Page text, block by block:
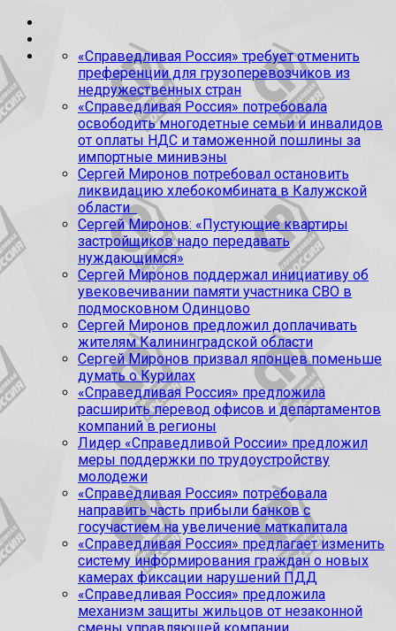
«Справедливая Россия» требует отменить
преференции для грузоперевозчиков из
недружественных стран
«Справедливая Россия» потребовала
освободить многодетные семьи и инвалидов
от оплаты НДС и таможенной пошлины за
импортные минивэны
Сергей Миронов потребовал остановить
ликвидацию хлебокомбината в Калужской
области
Сергей Миронов: «Пустующие квартиры
застройщиков надо передавать
нуждающимся»
Сергей Миронов поддержал инициативу об
увековечивании памяти участника СВО в
подмосковном Одинцово
Сергей Миронов предложил доплачивать
жителям Калининградской области
Сергей Миронов призвал японцев поменьше
думать о Курилах
«Справедливая Россия» предложила
расширить перевод офисов и департаментов
компаний в регионы
Лидер «Справедливой России» предложил
меры поддержки по трудоустройству
молодежи
«Справедливая Россия» потребовала
направить часть прибыли банков с
госучастием на увеличение маткапитала
«Справедливая Россия» предлагает изменить
систему информирования граждан о новых
камерах фиксации нарушений ПДД
«Справедливая Россия» предложила
механизм защиты жильцов от незаконной